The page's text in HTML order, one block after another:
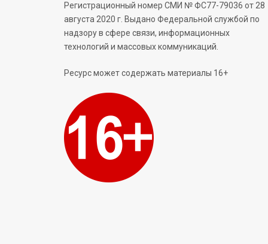
Регистрационный номер СМИ № ФС77-79036 от 28
августа 2020 г. Выдано Федеральной службой по
надзору в сфере связи, информационных
технологий и массовых коммуникаций.
Ресурс может содержать материалы 16+